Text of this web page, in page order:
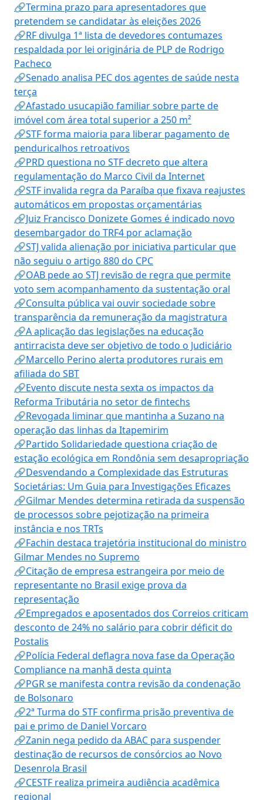
🔗Termina prazo para apresentadores que
pretendem se candidatar às eleições 2026
🔗RF divulga 1ª lista de devedores contumazes
respaldada por lei originária de PLP de Rodrigo
Pacheco
🔗Senado analisa PEC dos agentes de saúde nesta
terça
🔗Afastado usucapião familiar sobre parte de
imóvel com área total superior a 250 m²
🔗STF forma maioria para liberar pagamento de
penduricalhos retroativos
🔗PRD questiona no STF decreto que altera
regulamentação do Marco Civil da Internet
🔗STF invalida regra da Paraíba que fixava reajustes
automáticos em propostas orçamentárias
🔗Juiz Francisco Donizete Gomes é indicado novo
desembargador do TRF4 por aclamação
🔗STJ valida alienação por iniciativa particular que
não seguiu o artigo 880 do CPC
🔗OAB pede ao STJ revisão de regra que permite
voto sem acompanhamento da sustentação oral
🔗Consulta pública vai ouvir sociedade sobre
transparência da remuneração da magistratura
🔗A aplicação das legislações na educação
antirracista deve ser objetivo de todo o Judiciário
🔗Marcello Perino alerta produtores rurais em
afiliada do SBT
🔗Evento discute nesta sexta os impactos da
Reforma Tributária no setor de fintechs
🔗Revogada liminar que mantinha a Suzano na
operação das linhas da Itapemirim
🔗Partido Solidariedade questiona criação de
estação ecológica em Rondônia sem desapropriação
🔗Desvendando a Complexidade das Estruturas
Societárias: Um Guia para Investigações Eficazes
🔗Gilmar Mendes determina retirada da suspensão
de processos sobre pejotização na primeira
instância e nos TRTs
🔗Fachin destaca trajetória institucional do ministro
Gilmar Mendes no Supremo
🔗Citação de empresa estrangeira por meio de
representante no Brasil exige prova da
representação
🔗Empregados e aposentados dos Correios criticam
desconto de 24% no salário para cobrir déficit do
Postalis
🔗Polícia Federal deflagra nova fase da Operação
Compliance na manhã desta quinta
🔗PGR se manifesta contra revisão da condenação
de Bolsonaro
🔗2ª Turma do STF confirma prisão preventiva de
pai e primo de Daniel Vorcaro
🔗Zanin nega pedido da ABAC para suspender
destinação de recursos de consórcios ao Novo
Desenrola Brasil
🔗CESTF realiza primeira audiência acadêmica
regional